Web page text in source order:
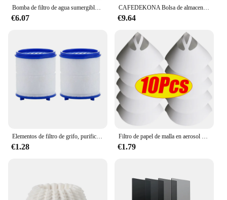
€6.07
CAFEDEKONA Bolsa de almacenamiento de filtro de papel de café portátil, resistente al agua, ideal para acampar al aire libre, capacidad de almacenamiento de 40-60 hojas
€9.64
€1.28 €1.79